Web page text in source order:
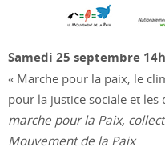
Samedi 25 septembre
« Marche pour la paix, le
pour la justice sociale et les
marche pour la Paix,
Mouvement de la Paix